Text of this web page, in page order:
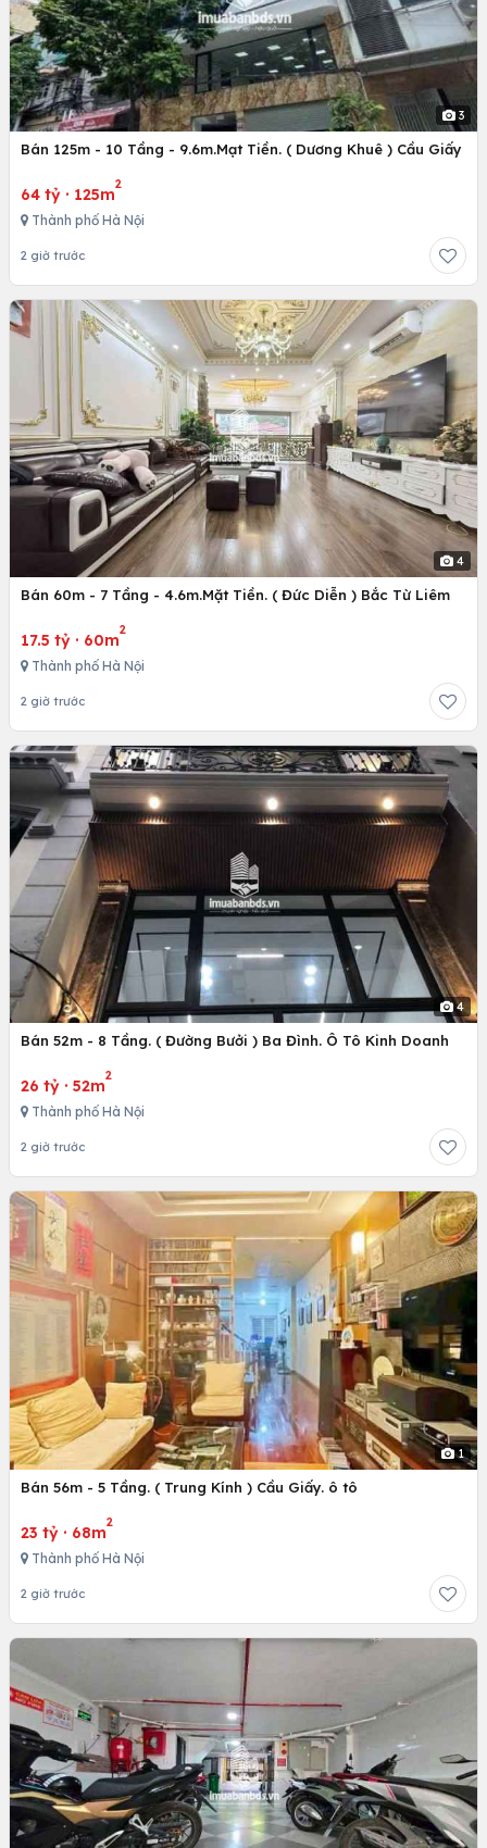
3
Bán 125m - 10 Tầng - 9.6m.Mạt Tiền. ( Dương Khuê ) Cầu Giấy
64 tỷ · 125m
2
Thành phố Hà Nội
2 giờ trước
4
Bán 60m - 7 Tầng - 4.6m.Mặt Tiền. ( Đức Diễn ) Bắc Từ Liêm
17.5 tỷ · 60m
2
Thành phố Hà Nội
2 giờ trước
4
Bán 52m - 8 Tầng. ( Đường Bưởi ) Ba Đình. Ô Tô Kinh Doanh
26 tỷ · 52m
2
Thành phố Hà Nội
2 giờ trước
1
Bán 56m - 5 Tầng. ( Trung Kính ) Cầu Giấy. ô tô
23 tỷ · 68m
2
Thành phố Hà Nội
2 giờ trước